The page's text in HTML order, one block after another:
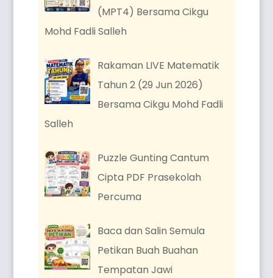
(MPT4) Bersama Cikgu
Mohd Fadli Salleh
Rakaman LIVE Matematik
Tahun 2 (29 Jun 2026)
Bersama Cikgu Mohd Fadli
Salleh
Puzzle Gunting Cantum
Cipta PDF Prasekolah
Percuma
Baca dan Salin Semula
Petikan Buah Buahan
Tempatan Jawi